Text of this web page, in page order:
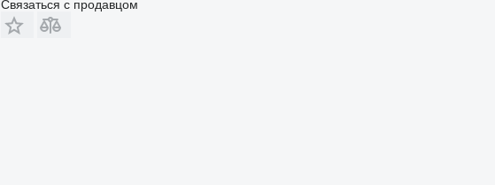
Связаться с продавцом